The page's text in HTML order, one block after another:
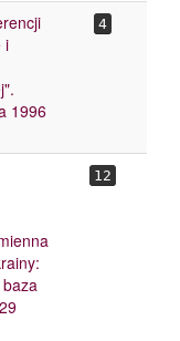
i
1996
4
12